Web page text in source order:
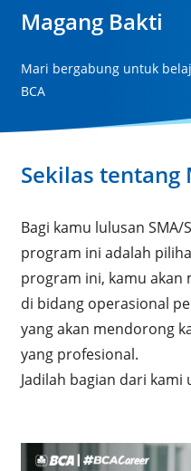
Magang Bakti
Mari bergabung untuk
BCA
Sekilas tentang
Bagi kamu lulusan
program ini adalah
program ini, kamu akan
di bidang operasional
yang akan mendorong
yang profesional.
Jadilah bagian dari